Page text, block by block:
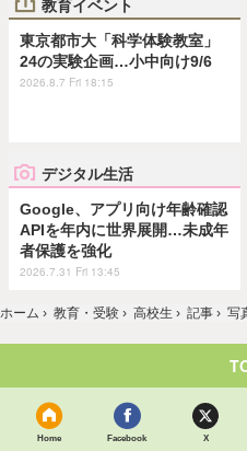
教育イベント
東京都市大「科学体験教室」
24の実験企画…小中向け9/6
2026.8.7 Fri 18:15
デジタル生活
Google、アプリ向け年齢確認
APIを年内に世界展開…未成年
者保護を強化
2026.7.31 Fri 13:45
ホーム › 教育・受験 › 高校生 › 記事 › 写
Home Facebook X